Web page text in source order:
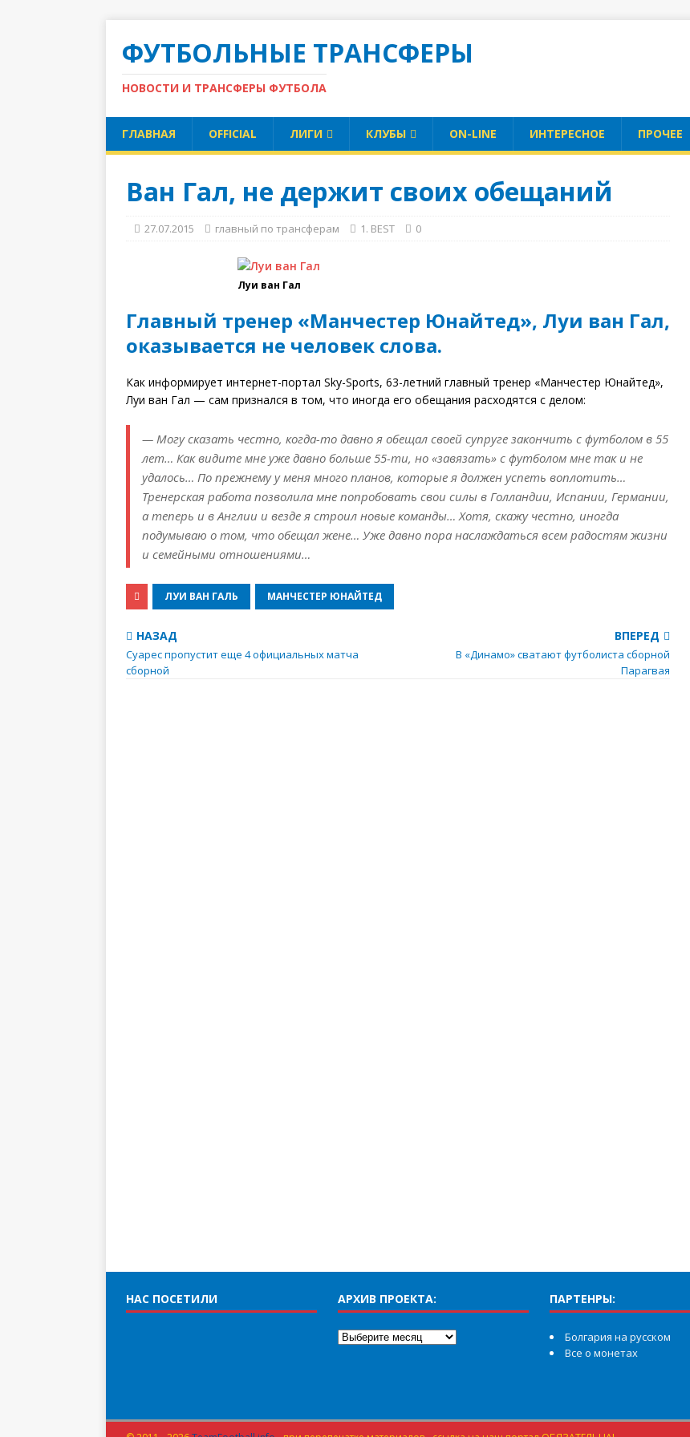
ФУТБОЛЬНЫЕ ТРАНСФЕРЫ
НОВОСТИ И ТРАНСФЕРЫ ФУТБОЛА
ГЛАВНАЯ OFFICIAL ЛИГИ КЛУБЫ ON-LINE ИНТЕРЕСНОЕ ПРОЧЕЕ
Ван Гал, не держит своих обещаний
27.07.2015 главный по трансферам 1. BEST 0
Луи ван Гал
Главный тренер «Манчестер Юнайтед», Луи ван Гал,
оказывается не человек слова.
Как информирует интернет-портал Sky-Spоrts, 63-летний главный тренер «Манчестер Юнайтед»,
Луи ван Гал — сам признался в том, что иногда его обещания расходятся с делом:
— Могу сказать честно, когда-то давно я обещал своей супруге закончить с футболом в 55
лет… Как видите мне уже давно больше 55-ти, но «завязать» с футболом мне так и не
удалось… По прежнему у меня много планов, которые я должен успеть воплотить…
Тренерская работа позволила мне попробовать свои силы в Голландии, Испании, Германии,
а теперь и в Англии и везде я строил новые команды… Хотя, скажу честно, иногда
подумываю о том, что обещал жене… Уже давно пора наслаждаться всем радостям жизни
и семейными отношениями…
ЛУИ ВАН ГАЛЬ МАНЧЕСТЕР ЮНАЙТЕД
НАЗАД
Суарес пропустит еще 4 официальных матча
сборной
ВПЕРЕД
В «Динамо» сватают футболиста сборной
Парагвая
НАС ПОСЕТИЛИ АРХИВ ПРОЕКТА: ПАРТЕНРЫ:
Болгария на русском
Все о монетах